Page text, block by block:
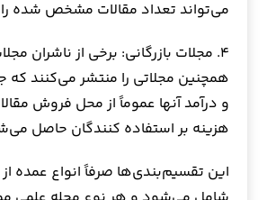
می‌تواند تعداد مقالات مشخص شده را
۴. مجلات بازرگانی: برخی از ناشران
همچنین مجلاتی را منتشر می‌کنند که
و درآمد آنها عموماً از محل فروش
هزینه بر استفاده کنندگان حاصل
این تقسیم‌بندی‌ها صرفاً انواع عمده از